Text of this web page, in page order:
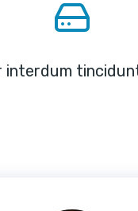
interdum